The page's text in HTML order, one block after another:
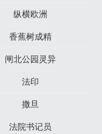
纵横欧洲
香蕉树成精
闸北公园灵异
法印
撒旦
法院书记员